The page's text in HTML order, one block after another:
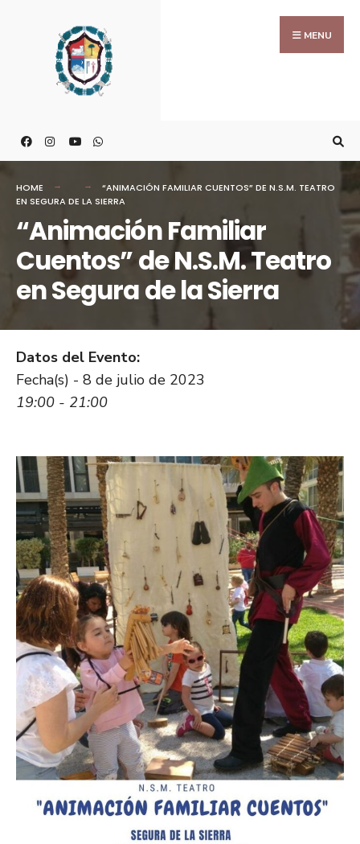
MENU
HOME
“ANIMACIÓN FAMILIAR CUENTOS” DE N.S.M. TEATRO
EN SEGURA DE LA SIERRA
“Animación Familiar
Cuentos” de N.S.M. Teatro
en Segura de la Sierra
Datos del Evento:
Fecha(s) - 8 de julio de 2023
19:00 - 21:00